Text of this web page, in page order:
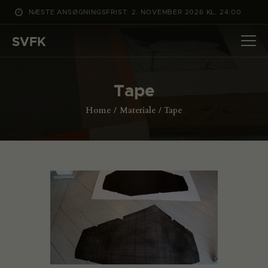
NÆSTE ANSØGNINGSFRIST: 2. NOVEMBER 2026 KL. 24:00
SVFK
Tape
Home Materiale Tape
ANSØG
ENGLISH